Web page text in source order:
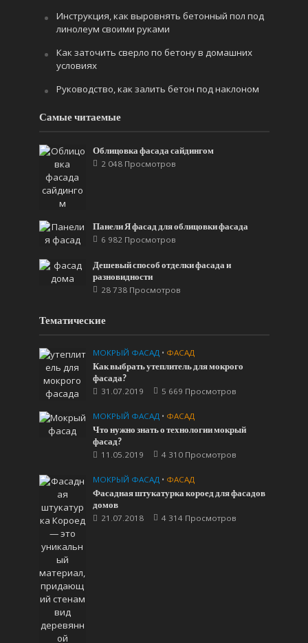
Инструкция, как выровнять бетонный пол под
линолеум своими руками
Как заточить сверло по бетону в домашних
условиях
Руководство, как залить бетон под наклоном
Самые читаемые
Облицовка фасада сайдингом
2 048 Просмотров
Панели Я фасад для облицовки фасада
6 982 Просмотров
Дешевый способ отделки фасада и
разновидности
28 738 Просмотров
Тематические
МОКРЫЙ ФАСАД • ФАСАД
Как выбрать утеплитель для мокрого
фасада?
31.07.2019
5 669 Просмотров
МОКРЫЙ ФАСАД • ФАСАД
Что нужно знать о технологии мокрый
фасад?
11.05.2019
4 310 Просмотров
МОКРЫЙ ФАСАД • ФАСАД
Фасадная штукатурка короед для фасадов
домов
21.07.2018
4 314 Просмотров